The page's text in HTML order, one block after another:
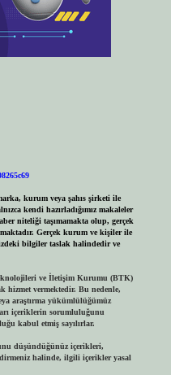
kurum veya şahıs şirketi ile
kendi hazırladığımız makaleler
niteliği taşımamakta olup, gerçek
Gerçek kurum ve kişiler ile
bilgiler taslak halindedir ve
ve İletişim Kurumu (BTK)
hizmet vermektedir. Bu nedenle,
araştırma yükümlülüğümüz
içeriklerin sorumluluğunu
kabul etmiş sayılırlar.
düşündüğünüz içerikleri,
halinde, ilgili içerikler yasal